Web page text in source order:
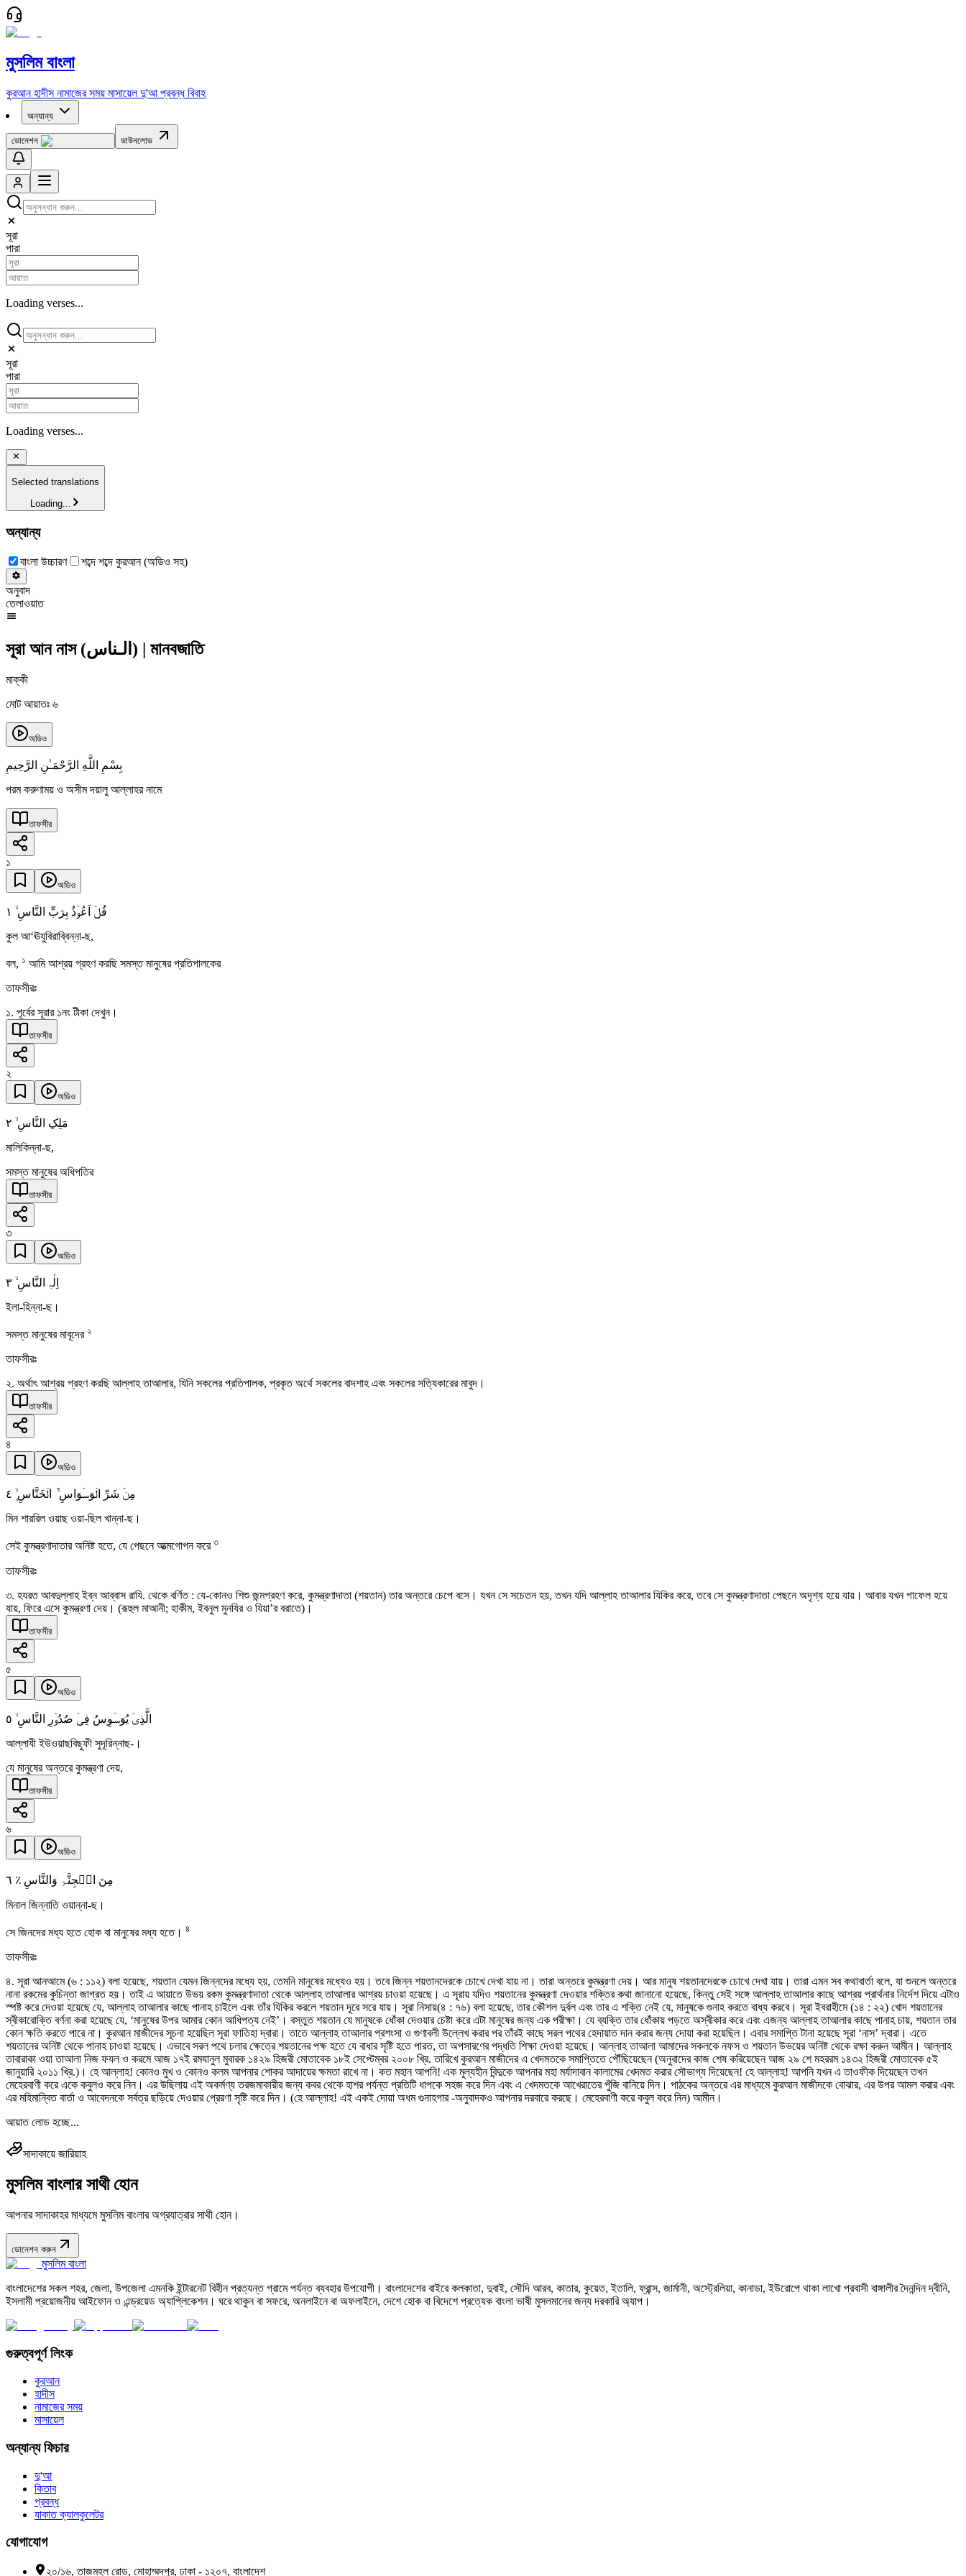
মুসলিম বাংলা
কুরআন হাদীস নামাজের সময় মাসায়েল দু'আ প্রবন্ধ বিবাহ
অন্যান্য
ডোনেশন ডাউনলোড
সূরা
পারা
Loading verses...
সূরা
পারা
Loading verses...
Selected translations
Loading...
অন্যান্য
বাংলা উচ্চারণ শব্দে শব্দে কুরআন (অডিও সহ)
অনুবাদ
তেলাওয়াত
সূরা আন নাস(الـناس ) | মানবজাতি
মাক্কী
মোট আয়াতঃ ৬
অডিও
بِسْمِ اللَّهِ الرَّحْمَـٰنِ الرَّحِيمِ
পরম করুণাময় ও অসীম দয়ালু আল্লাহর নামে
তাফসীর
১
অডিও
قُلۡ اَعُوۡذُ بِرَبِّ النَّاسِ ۙ ١
কুল আ‘ঊযুবিরাব্বিন্না-ছ,
বল, ১ আমি আশ্রয় গ্রহণ করছি সমস্ত মানুষের প্রতিপালকের
তাফসীরঃ
১. পূর্বের সূরার ১নং টীকা দেখুন।
তাফসীর
২
অডিও
مَلِکِ النَّاسِ ۙ ٢
মালিকিন্না-ছ,
সমস্ত মানুষের অধিপতির
তাফসীর
৩
অডিও
اِلٰہِ النَّاسِ ۙ ٣
ইলা-হিন্না-ছ।
সমস্ত মানুষের মাবূদের ২
তাফসীরঃ
২. অর্থাৎ আশ্রয় গ্রহণ করছি আল্লাহ তাআলার, যিনি সকলের প্রতিপালক, প্রকৃত অর্থে সকলের বাদশাহ এবং সকলের সত্যিকারের মাবুদ।
তাফসীর
৪
অডিও
مِنۡ شَرِّ الۡوَسۡوَاسِ ۬ۙ الۡخَنَّاسِ ۪ۙ ٤
মিন শাররিল ওয়াছ ওয়া-ছিল খান্না-ছ।
সেই কুমন্ত্রণাদাতার অনিষ্ট হতে, যে পেছনে আত্মগোপন করে ৩
তাফসীরঃ
৩. হযরত আবদুল্লাহ ইব্ন আব্বাস রাযি. থেকে বর্ণিত : যে-কোনও শিশু জন্মগ্রহণ করে, কুমন্ত্রণাদাতা (শয়তান) তার অন্তরে চেপে বসে। যখন সে সচেতন হয়, তখন যদি আল্লাহ তাআলার যিকির করে, তবে সে কুমন্ত্রণাদাতা পেছনে অদৃশ্য হয়ে যায়। আবার যখন গাফেল হয়ে
যায়, ফিরে এসে কুমন্ত্রণা দেয়। (রূহুল মাআনী; হাকীম, ইবনুল মুনযির ও যিয়া’র বরাতে)।
তাফসীর
৫
অডিও
الَّذِیۡ یُوَسۡوِسُ فِیۡ صُدُوۡرِ النَّاسِ ۙ ٥
আল্লাযী ইউওয়াছবিছুফী সুদূরিন্নাছ-।
যে মানুষের অন্তরে কুমন্ত্রণা দেয়,
তাফসীর
৬
অডিও
مِنَ الۡجِنَّۃِ وَالنَّاسِ ٪ ٦
মিনাল জিন্নাতি ওয়ান্না-ছ।
সে জিনদের মধ্য হতে হোক বা মানুষের মধ্য হতে। ৪
তাফসীরঃ
৪. সূরা আনআমে (৬ : ১১২) বলা হয়েছে, শয়তান যেমন জিন্নদের মধ্যে হয়, তেমনি মানুষের মধ্যেও হয়। তবে জিন্ন শয়তানদেরকে চোখে দেখা যায় না। তারা অন্তরে কুমন্ত্রণা দেয়। আর মানুষ শয়তানদেরকে চোখে দেখা যায়। তারা এমন সব কথাবার্তা বলে, যা শুনলে অন্তরে
নানা রকমের কুচিন্তা জাগ্রত হয়। তাই এ আয়াতে উভয় রকম কুমন্ত্রণাদাতা থেকে আল্লাহ তাআলার আশ্রয় চাওয়া হয়েছে। এ সূরায় যদিও শয়তানের কুমন্ত্রণা দেওয়ার শক্তির কথা জানানো হয়েছে, কিন্তু সেই সঙ্গে আল্লাহ তাআলার কাছে আশ্রয় প্রার্থনার নির্দেশ দিয়ে এটাও
স্পষ্ট করে দেওয়া হয়েছে যে, আল্লাহ তাআলার কাছে পানাহ চাইলে এবং তাঁর যিকির করলে শয়তান দূরে সরে যায়। সূরা নিসায়(৪ : ৭৬) বলা হয়েছে, তার কৌশল দুর্বল এবং তার এ শক্তি নেই যে, মানুষকে গুনাহ করতে বাধ্য করবে। সূরা ইবরাহীমে (১৪ : ২২) খোদ শয়তানের
স্বীকারোক্তি বর্ণনা করা হয়েছে যে, ‘মানুষের উপর আমার কোন আধিপত্য নেই’। বস্তুত শয়তান যে মানুষকে ধোঁকা দেওয়ার চেষ্টা করে এটা মানুষের জন্য এক পরীক্ষা। যে ব্যক্তি তার ধোঁকায় পড়তে অস্বীকার করে এবং এজন্য আল্লাহ তাআলার কাছে পানাহ চায়, শয়তান তার
কোন ক্ষতি করতে পারে না। কুরআন মাজীদের সূচনা হয়েছিল সূরা ফাতিহা দ্বারা। তাতে আল্লাহ তাআলার প্রশংসা ও গুণাবলী উল্লেখ করার পর তাঁরই কাছে সরল পথের হেদায়াত দান করার জন্য দোয়া করা হয়েছিল। এবার সমাপ্তি টানা হয়েছে সূরা ‘নাস’ দ্বারা। এতে
শয়তানের অনিষ্ট থেকে পানাহ চাওয়া হয়েছে। এভাবে সরল পথে চলার ক্ষেত্রে শয়তানের পক্ষ হতে যে বাধার সৃষ্টি হতে পারত, তা অপসারণের পদ্ধতি শিক্ষা দেওয়া হয়েছে। আল্লাহ তাআলা আমাদের সকলকে নফস ও শয়তান উভয়ের অনিষ্ট থেকে রক্ষা করুন আমীন। আল্লাহ
তাবারাকা ওয়া তাআলা নিজ ফযল ও করমে আজ ১৭ই রমযানুল মুবারক ১৪২৯ হিজরী মোতাবেক ১৮ই সেপ্টেম্বর ২০০৮ খ্রি. তারিখে কুরআন মাজীদের এ খেদমতকে সমাপ্তিতে পৌঁছিয়েছেন (অনুবাদের কাজ শেষ করিয়েছেন আজ ২৯ শে মহররম ১৪৩২ হিজরী মোতাবেক ৫ই
জানুয়ারি ২০১১ খ্রি.)। হে আল্লাহ! কোনও মুখ ও কোনও কলম আপনার শোকর আদায়ের ক্ষমতা রাখে না। কত মহান আপনি! এক মূল্যহীন বিন্দুকে আপনার মহা মর্যাদাবান কালামের খেদমত করার সৌভাগ্য দিয়েছেন! হে আল্লাহ! আপনি যখন এ তাওফীক দিয়েছেন তখন
মেহেরবাণী করে একে কবুলও করে নিন। এর উছিলায় এই অকর্মণ্য তরজমাকারীর জন্য কবর থেকে হাশর পর্যন্ত প্রতিটি ধাপকে সহজ করে দিন এবং এ খেদমতকে আখেরাতের পুঁজি বানিয়ে দিন। পাঠকের অন্তরে এর মাধ্যমে কুরআন মাজীদকে বোঝার, এর উপর আমল করার এবং
এর মহিমান্বিত বার্তা ও আবেদনকে সর্বত্র ছড়িয়ে দেওয়ার প্রেরণা সৃষ্টি করে দিন। (হে আল্লাহ! এই একই দোয়া অধম গুনাহগার -অনুবাদকও আপনার দরবারে করছে। মেহেরবাণী করে কবুল করে নিন) আমীন।
আয়াত লোড হচ্ছে...
সাদাকায়ে জারিয়াহ
মুসলিম বাংলার সাথী হোন
আপনার সাদাকাহর মাধ্যমে মুসলিম বাংলার অগ্রযাত্রার সাথী হোন।
ডোনেশন করুন
মুসলিম বাংলা
বাংলাদেশের সকল শহর, জেলা, উপজেলা এমনকি ইন্টারনেট বিহীন প্রত্যন্ত গ্রামে পর্যন্ত ব্যবহার উপযোগী। বাংলাদেশের বাইরে কলকাতা, দুবাই, সৌদি আরব, কাতার, কুয়েত, ইতালি, ফ্রান্স, জার্মানী, অস্ট্রেলিয়া, কানাডা, ইউরোপে থাকা লাখো প্রবাসী বাঙ্গালীর দৈনন্দিন দ্বীনি,
ইসলামী প্রয়োজনীয় আইফোন ও এন্ড্রয়েড অ্যাপ্লিকেশন। ঘরে থাকুন বা সফরে, অনলাইনে বা অফলাইনে, দেশে হোক বা বিদেশে প্রত্যেক বাংলা ভাষী মুসলমানের জন্য দরকারি অ্যাপ।
গুরুত্বপূর্ণ লিংক
কুরআন
হাদীস
নামাজের সময়
মাসায়েল
অন্যান্য ফিচার
দু'আ
কিতাব
প্রবন্ধ
যাকাত ক্যালকুলেটর
যোগাযোগ
২০/১৬, তাজমহল রোড, মোহাম্মদপুর, ঢাকা - ১২০৭, বাংলাদেশ